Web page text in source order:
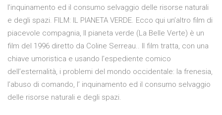
l’inquinamento ed il consumo selvaggio delle risorse naturali
e degli spazi. FILM: IL PIANETA VERDE. Ecco qui un’altro film di
piacevole compagnia, Il pianeta verde (La Belle Verte) è un
film del 1996 diretto da Coline Serreau.. Il film tratta, con una
chiave umoristica e usando l’espediente comico
dell’esternalità, i problemi del mondo occidentale: la frenesia,
l’abuso di comando, l’ inquinamento ed il consumo selvaggio
delle risorse naturali e degli spazi.